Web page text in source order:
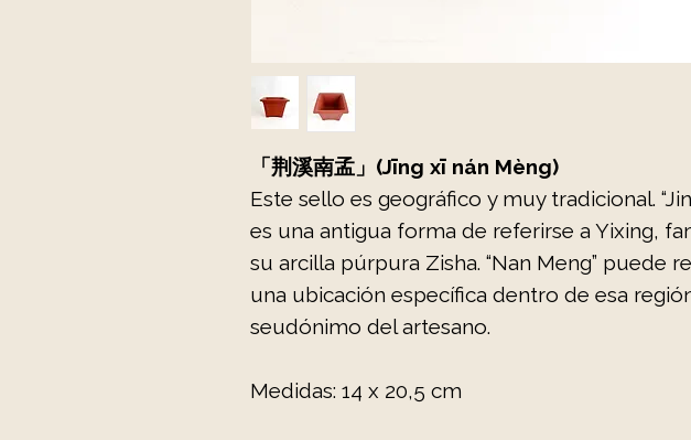
「荆溪南孟」(Jīng xī nán Mèng)
Este sello es geográfico y muy tradicional.
es una antigua forma de referirse a Yixing,
su arcilla púrpura Zisha. “Nan Meng” puede
una ubicación específica dentro de esa
seudónimo del artesano.
Medidas: 14 x 20,5 cm